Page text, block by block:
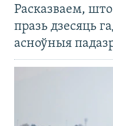
Расказваем,
празь дзесяць
асноўныя